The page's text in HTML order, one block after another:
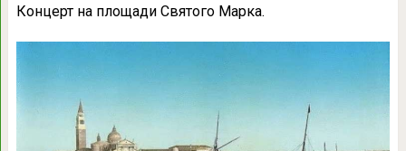
Концерт на площади Святого Марка.